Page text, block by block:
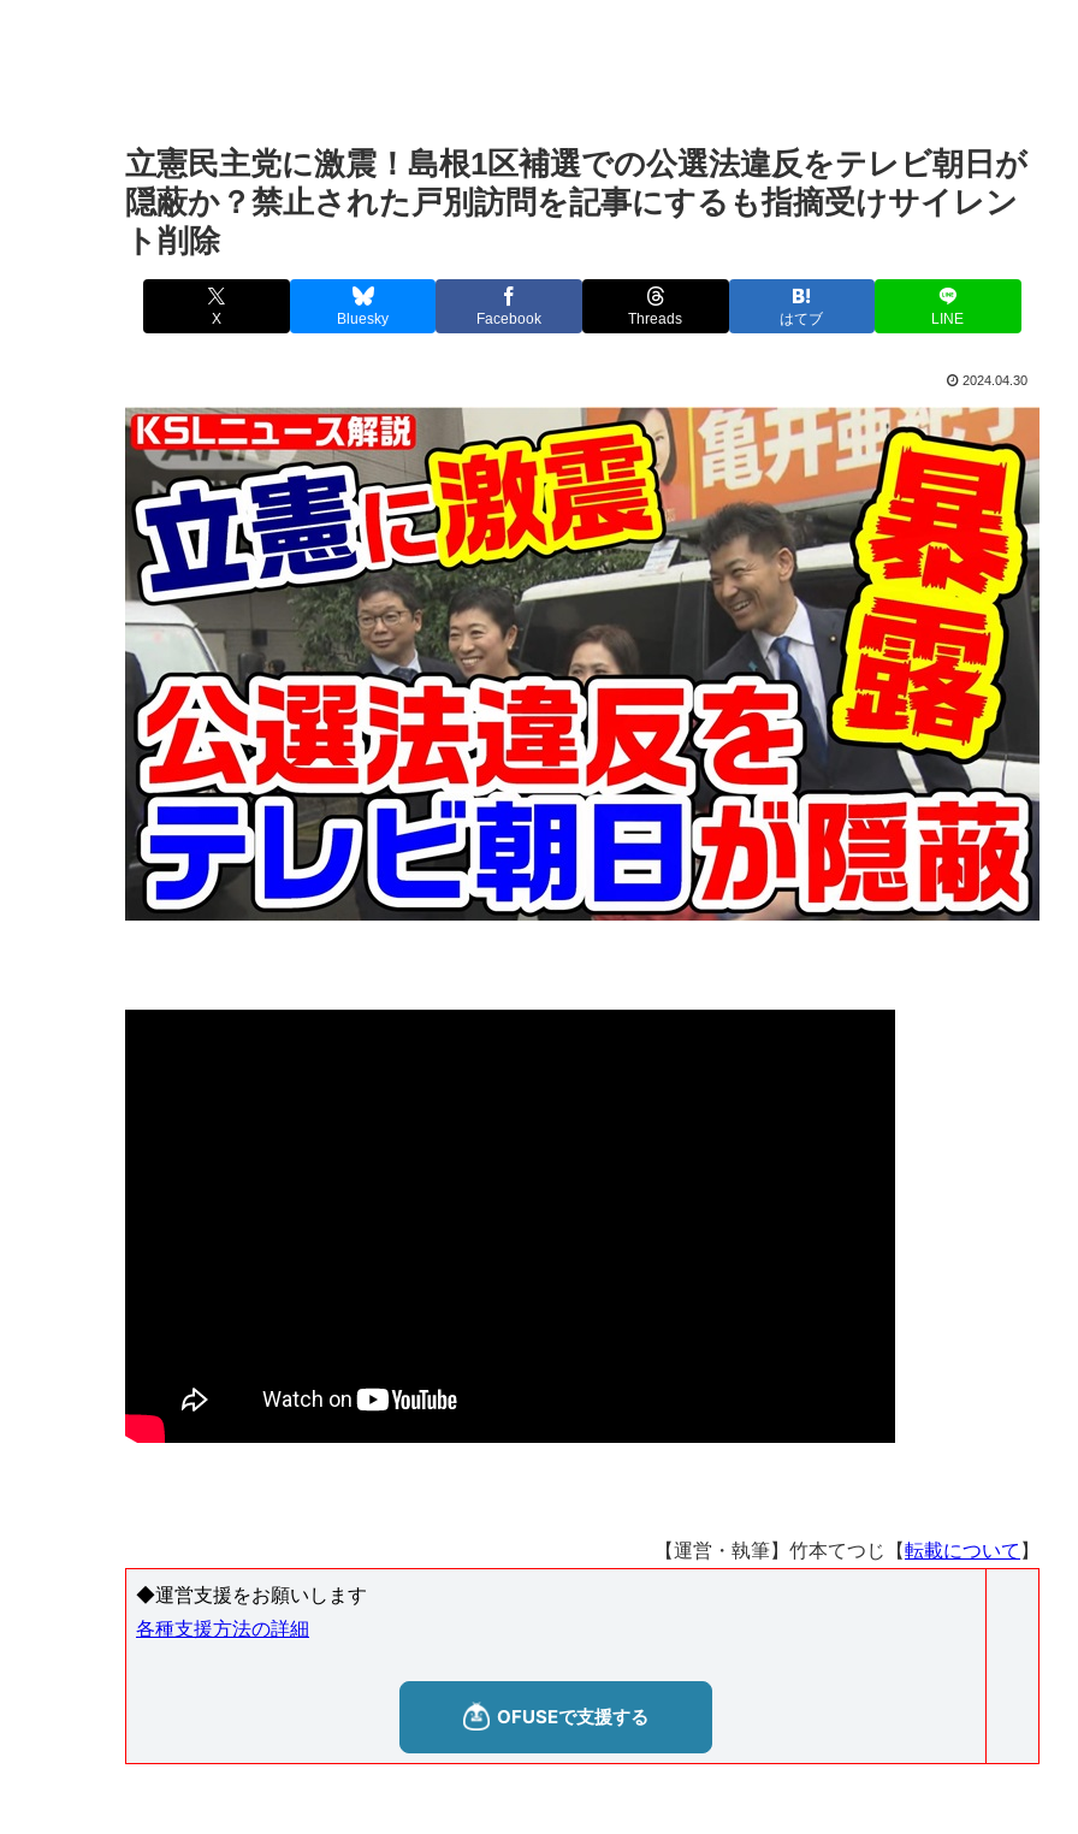
立憲民主党に激震！島根1区補選での公選法違反をテレビ朝日が
隠蔽か？禁止された戸別訪問を記事にするも指摘受けサイレン
ト削除
X Bluesky Facebook Threads はてブ LINE
2024.04.30
【運営・執筆】竹本てつじ【転載について 】
◆運営支援をお願いします
各種支援方法の詳細